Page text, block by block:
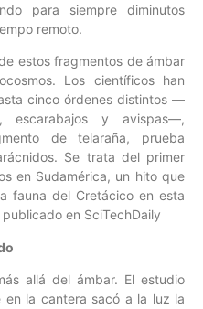
para siempre diminutos
remoto.
estos fragmentos de ámbar
Los científicos han
cinco órdenes distintos —
escarabajos y avispas—,
de telaraña, prueba
Se trata del primer
en Sudamérica, un hito que
fauna del Cretácico en esta
en SciTechDaily
allá del ámbar. El estudio
la cantera sacó a la luz la